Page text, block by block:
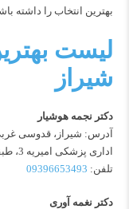
بهترین انتخاب را داشته
لیست
شیراز
دکتر نجمه هوشیار
آدرس: شیراز، قدوسی
اداری پزشکی امیریه 3، طبقه اول (راهرو سمت چپ)، واحد 102
تلفن: 09396653493
دکتر نغمه آوری